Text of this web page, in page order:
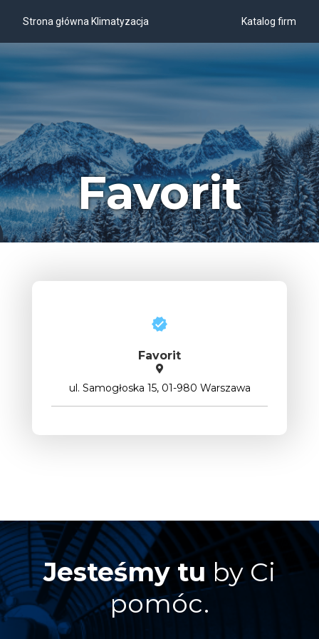
Strona główna Klimatyzacja Katalog firm
Favorit
Favorit
ul. Samogłoska 15, 01-980 Warszawa
Jesteśmy tu by Ci
pomóc.